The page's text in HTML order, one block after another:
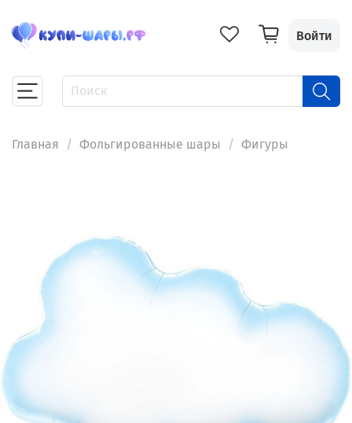
Войти
Главная Фольгированные шары Фигуры